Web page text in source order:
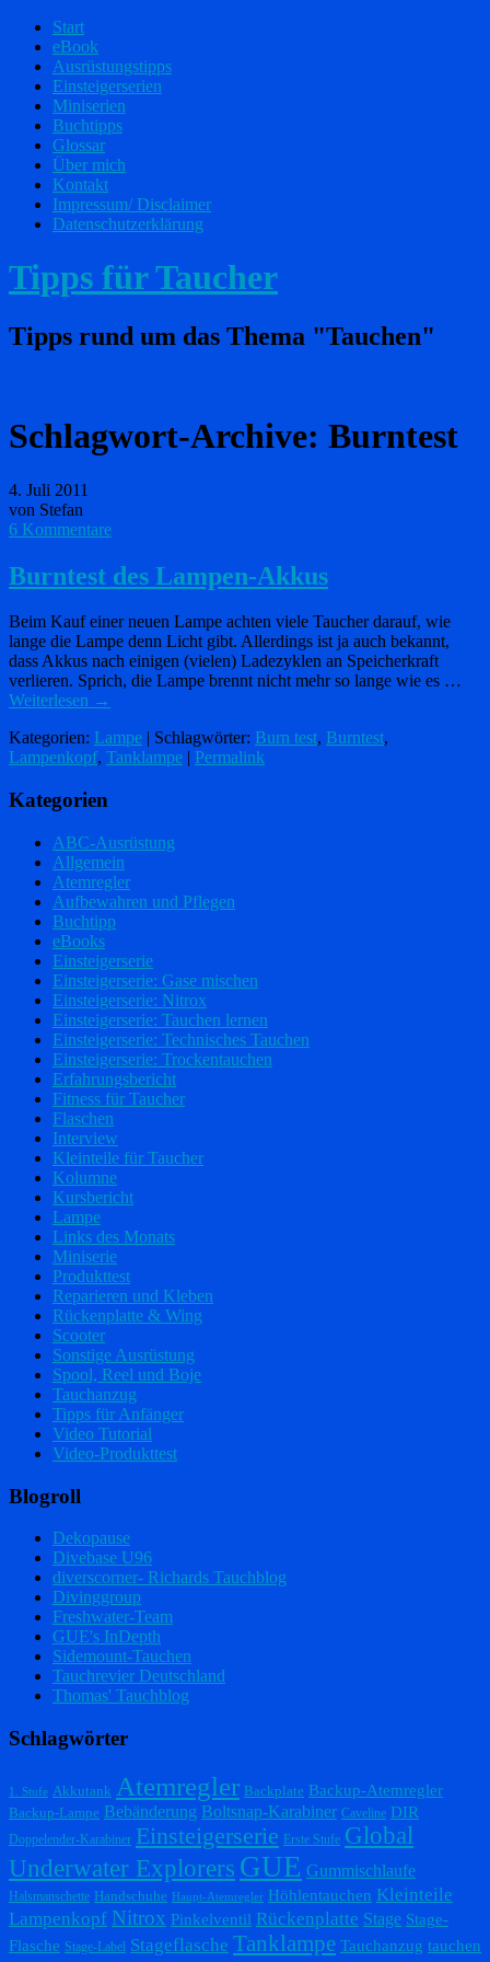
Start
eBook
Ausrüstungstipps
Einsteigerserien
Miniserien
Buchtipps
Glossar
Über mich
Kontakt
Impressum/ Disclaimer
Datenschutzerklärung
Tipps für Taucher
Tipps rund um das Thema "Tauchen"
Schlagwort-Archive: Burntest
4. Juli 2011
von Stefan
6 Kommentare
Burntest des Lampen-Akkus
Beim Kauf einer neuen Lampe achten viele Taucher darauf, wie
lange die Lampe denn Licht gibt. Allerdings ist ja auch bekannt,
dass Akkus nach einigen (vielen) Ladezyklen an Speicherkraft
verlieren. Sprich, die Lampe brennt nicht mehr so lange wie es …
Weiterlesen →
Kategorien: Lampe | Schlagwörter: Burn test, Burntest,
Lampenkopf, Tanklampe Permalink
Kategorien
ABC-Ausrüstung
Allgemein
Atemregler
Aufbewahren und Pflegen
Buchtipp
eBooks
Einsteigerserie
Einsteigerserie: Gase mischen
Einsteigerserie: Nitrox
Einsteigerserie: Tauchen lernen
Einsteigerserie: Technisches Tauchen
Einsteigerserie: Trockentauchen
Erfahrungsbericht
Fitness für Taucher
Flaschen
Interview
Kleinteile für Taucher
Kolumne
Kursbericht
Lampe
Links des Monats
Miniserie
Produkttest
Reparieren und Kleben
Rückenplatte & Wing
Scooter
Sonstige Ausrüstung
Spool, Reel und Boje
Tauchanzug
Tipps für Anfänger
Video Tutorial
Video-Produkttest
Blogroll
Dekopause
Divebase U96
diverscorner- Richards Tauchblog
Divinggroup
Freshwater-Team
GUE's InDepth
Sidemount-Tauchen
Tauchrevier Deutschland
Thomas' Tauchblog
Schlagwörter
1. Stufe Akkutank Atemregler Backplate Backup-Atemregler
Backup-Lampe Bebänderung Boltsnap-Karabiner Caveline DIR
Doppelender-Karabiner Einsteigerserie Erste Stufe Global
Underwater Explorers GUE Gummischlaufe
Halsmanschette Handschuhe Haupt-Atemregler Höhlentauchen Kleinteile
Lampenkopf Nitrox Pinkelventil Rückenplatte Stage Stage-
Flasche Stage-Label Stageflasche Tanklampe Tauchanzug tauchen